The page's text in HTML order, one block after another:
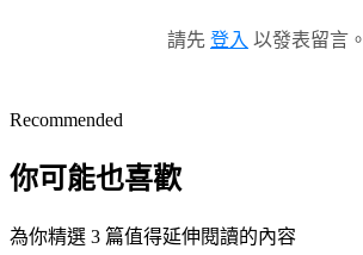
請先 登入 以發表留言。
Recommended
你可能也喜歡
為你精選 3 篇值得延伸閱讀的內容